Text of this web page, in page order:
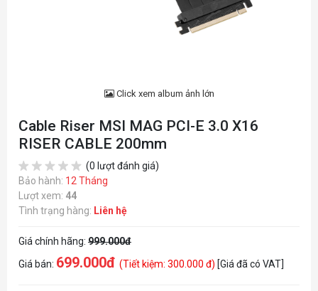
Click xem album ảnh lớn
Cable Riser MSI MAG PCI-E 3.0 X16
RISER CABLE 200mm
(0 lượt đánh giá)
Bảo hành: 12 Tháng
Lượt xem: 44
Tình trạng hàng: Liên hệ
Giá chính hãng: 999.000đ
Giá bán: 699.000đ (Tiết kiệm: 300.000 đ) [Giá đã có VAT]